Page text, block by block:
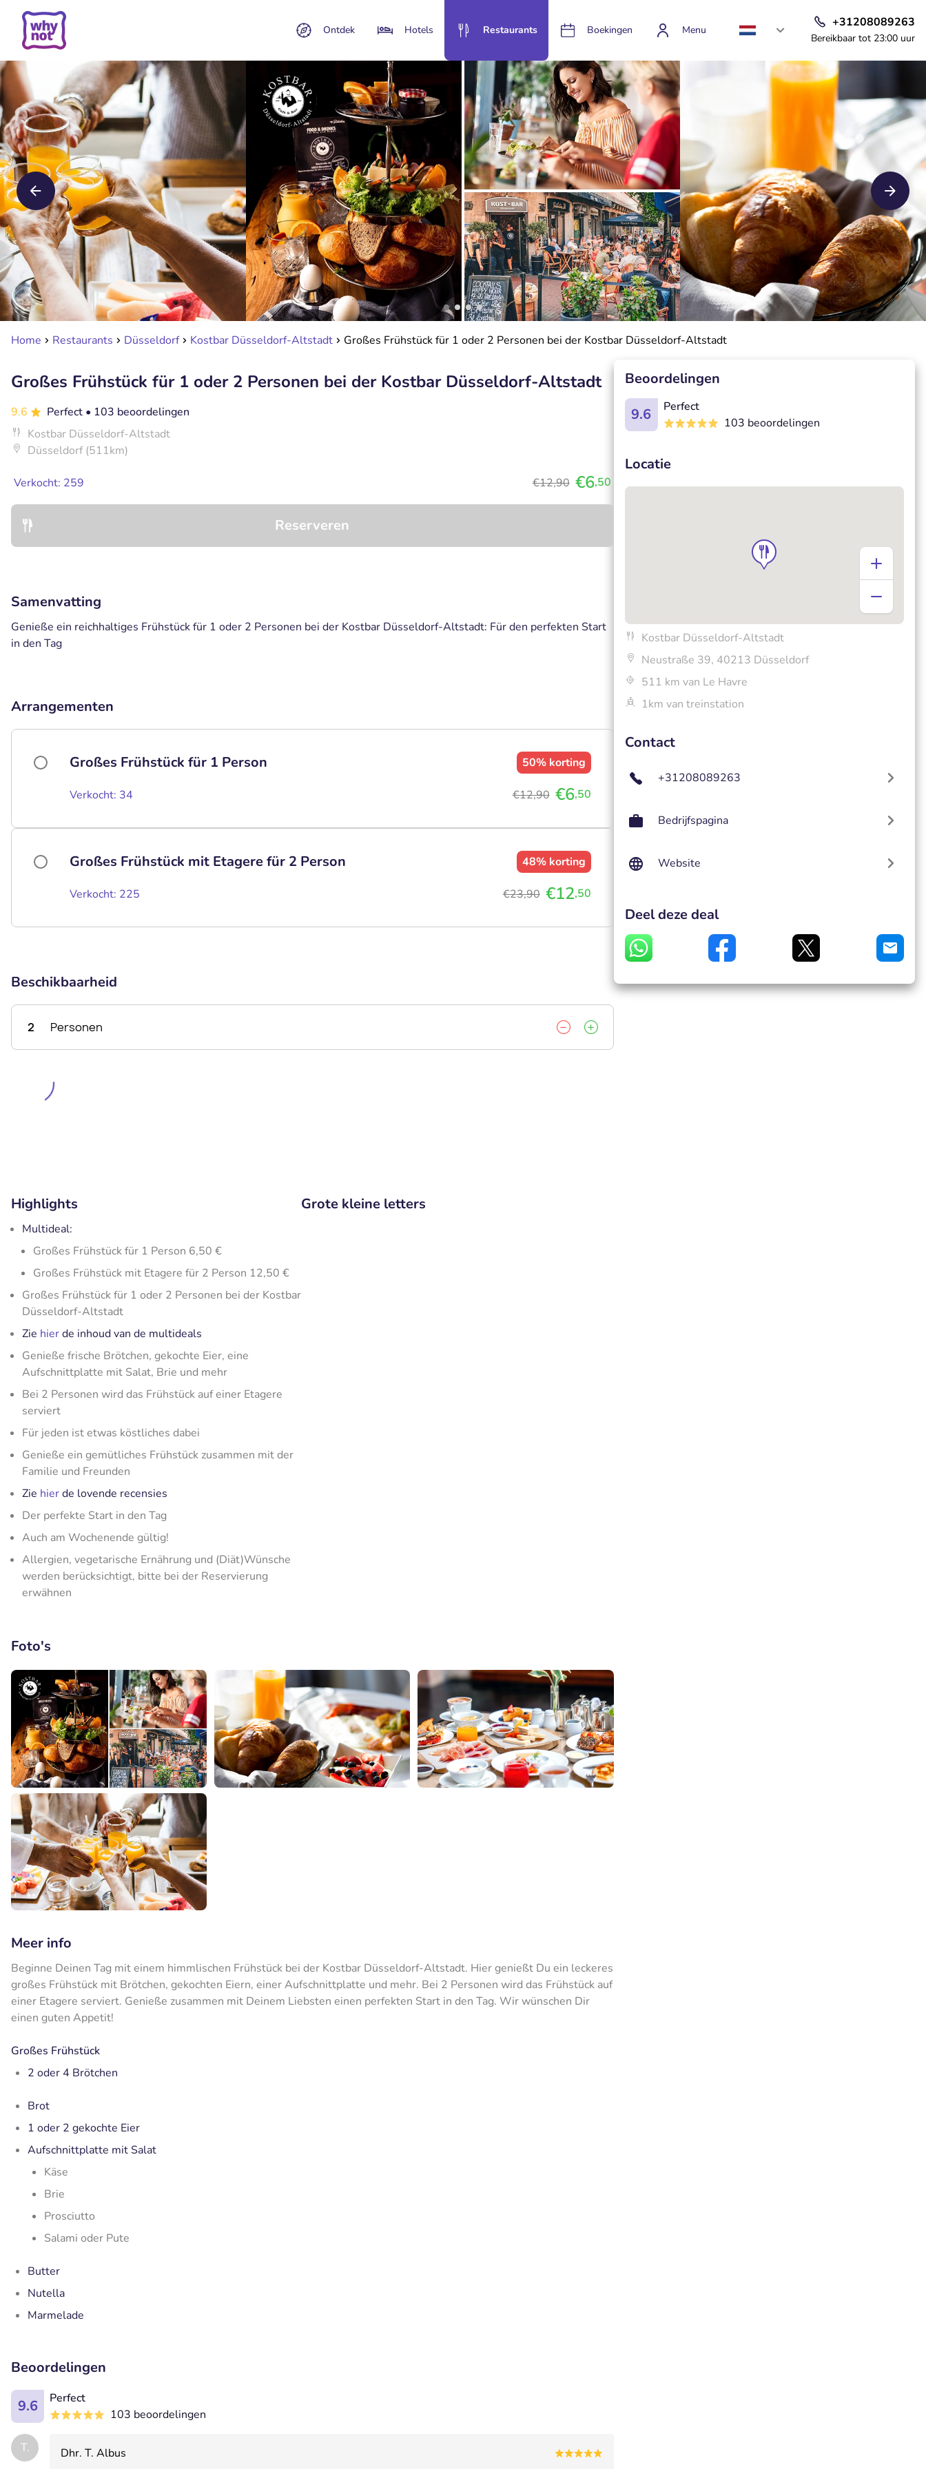
Ontdek Hotels Restaurants Boekingen Menu
+31208089263
Bereikbaar tot 23:00 uur
Home Restaurants Düsseldorf Kostbar Düsseldorf-Altstadt Großes Frühstück für 1 oder 2 Personen bei der Kostbar Düsseldorf-Altstadt
Großes Frühstück für 1 oder 2 Personen bei der Kostbar Düsseldorf-Altstadt
9.6 Perfect • 103 beoordelingen
Kostbar Düsseldorf-Altstadt
Düsseldorf (511km)
Verkocht: 259 €12,90 €6,50
Reserveren
Samenvatting
Genieße ein reichhaltiges Frühstück für 1 oder 2 Personen bei der Kostbar Düsseldorf-Altstadt: Für den perfekten Start
in den Tag
Arrangementen
Großes Frühstück für 1 Person 50% korting
Verkocht: 34 €12,90 €6,50
Großes Frühstück mit Etagere für 2 Person 48% korting
Verkocht: 225 €23,90 €12,50
Beschikbaarheid
2 Personen
Highlights
Multideal:
Großes Frühstück für 1 Person 6,50 €
Großes Frühstück mit Etagere für 2 Person 12,50 €
Großes Frühstück für 1 oder 2 Personen bei der Kostbar
Düsseldorf-Altstadt
Zie hierde inhoud van de multideals
Genieße frische Brötchen, gekochte Eier, eine
Aufschnittplatte mit Salat, Brie und mehr
Bei 2 Personen wird das Frühstück auf einer Etagere
serviert
Für jeden ist etwas köstliches dabei
Genieße ein gemütliches Frühstück zusammen mit der
Familie und Freunden
Zie hierde lovende recensies
Der perfekte Start in den Tag
Auch am Wochenende gültig!
Allergien, vegetarische Ernährung und (Diät)Wünsche
werden berücksichtigt, bitte bei der Reservierung
erwähnen
Grote kleine letters
Foto's
Meer info
Beginne Deinen Tag mit einem himmlischen Frühstück bei der Kostbar Düsseldorf-Altstadt. Hier genießt Du ein leckeres
großes Frühstück mit Brötchen, gekochten Eiern, einer Aufschnittplatte und mehr. Bei 2 Personen wird das Frühstück auf
einer Etagere serviert. Genieße zusammen mit Deinem Liebsten einen perfekten Start in den Tag. Wir wünschen Dir
einen guten Appetit!
Großes Frühstück
2 oder 4 Brötchen
Brot
1 oder 2 gekochte Eier
Aufschnittplatte mit Salat
Käse
Brie
Prosciutto
Salami oder Pute
Butter
Nutella
Marmelade
Beoordelingen
9.6
Perfect
103 beoordelingen
T.
Dhr. T. Albus
Beoordelingen
9.6
Perfect
103 beoordelingen
Locatie
Kostbar Düsseldorf-Altstadt
Neustraße 39, 40213 Düsseldorf
511 km van Le Havre
1km van treinstation
Contact
+31208089263
Bedrijfspagina
Website
Deel deze deal